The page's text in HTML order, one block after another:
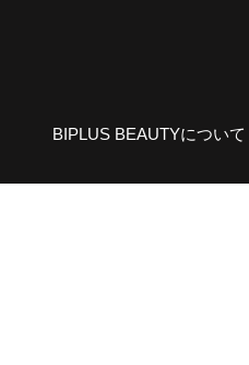
BIPLUS BEAUTYについて